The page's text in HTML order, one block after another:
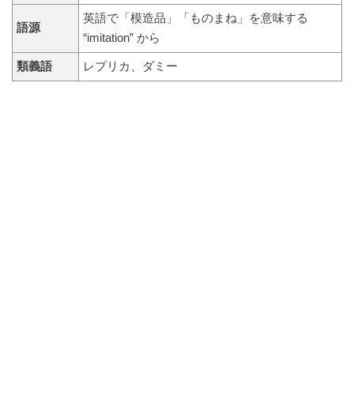
語源
英語で「模造品」「ものまね」を意味する
“imitation” から
類義語 レプリカ、ダミー